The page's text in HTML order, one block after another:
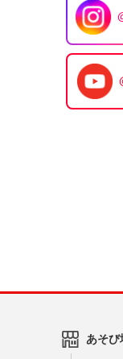
あそび